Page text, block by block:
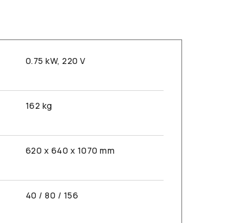
0.75 kW, 220 V
162 kg
620 x 640 x 1070 mm
40 / 80 / 156